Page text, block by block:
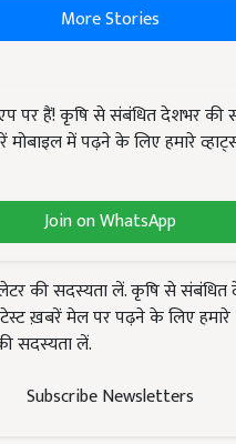
More Stories
पर हैं! कृषि से संबंधित देशभर की
मोबाइल में पढ़ने के लिए हमारे
Join on WhatsApp
की सदस्यता लें. कृषि से संबंधित
ख़बरें मेल पर पढ़ने के लिए हमारे
सदस्यता लें.
Subscribe Newsletters